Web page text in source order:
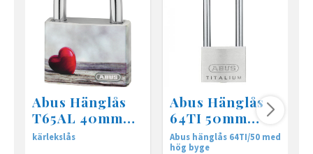
Abus Hänglås
T65AL 40mm
myLove 1
kärlekslås
Abus Hänglås
64TI 50mm
HB80
Abus hänglås 64TI/50 med
hög byge